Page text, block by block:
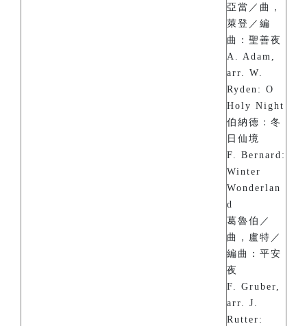
亞當／曲，
萊登／編
曲：聖善夜
A. Adam,
arr. W.
Ryden: O
Holy Night
伯納德：冬
日仙境
F. Bernard:
Winter
Wonderlan
d
葛魯伯／
曲，盧特／
編曲：平安
夜
F. Gruber,
arr. J.
Rutter: